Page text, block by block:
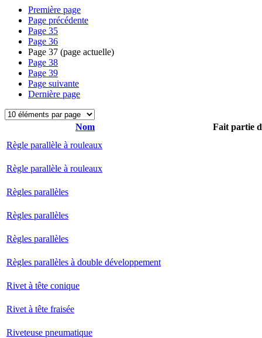
Première page
Page précédente
Page 35
Page 36
Page 37 (page actuelle)
Page 38
Page 39
Page suivante
Dernière page
Nom
Fait partie
Règle parallèle à rouleaux
Règle parallèle à rouleaux
Règles parallèles
Règles parallèles
Règles parallèles
Règles parallèles à double développement
Rivet à tête conique
Rivet à tête fraisée
Riveteuse pneumatique